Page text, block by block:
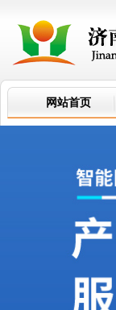
网站首页